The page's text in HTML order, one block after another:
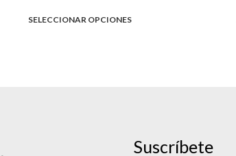
SELECCIONAR OPCIONES
Suscríbete